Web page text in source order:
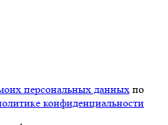
персональных данных по
конфиденциальности